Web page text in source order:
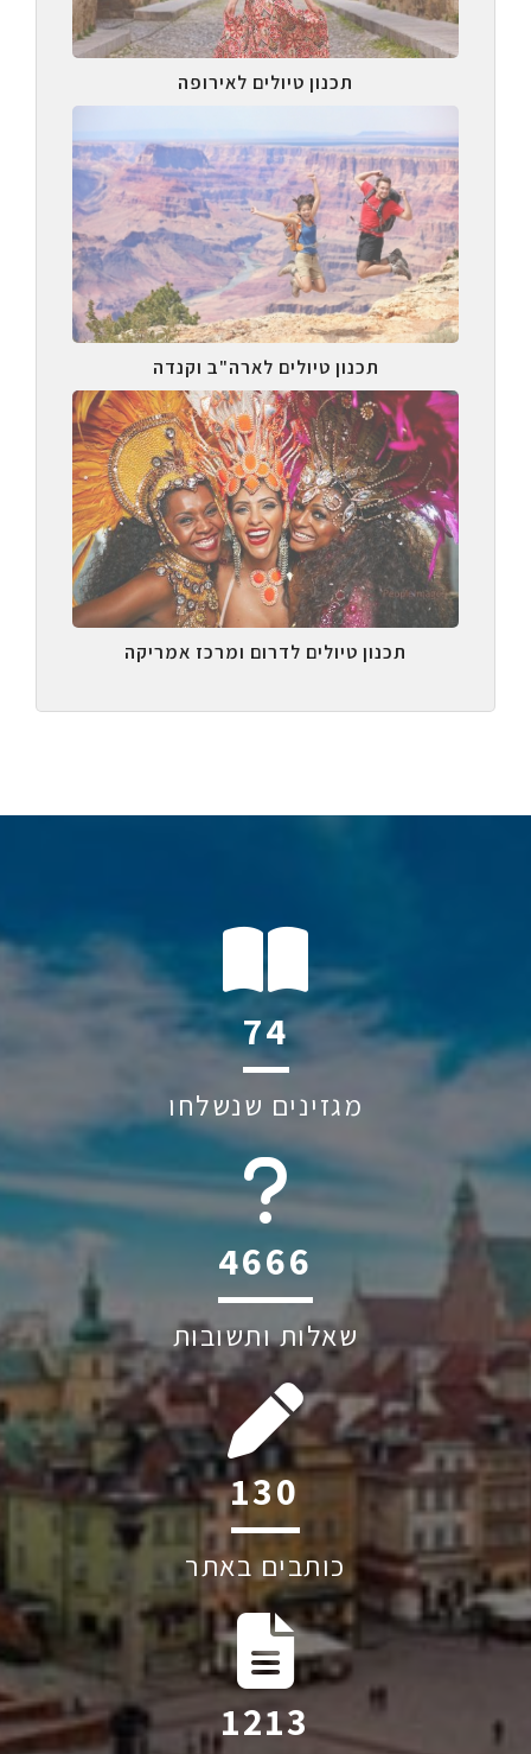
תכנון טיולים לאירופה
תכנון טיולים לארה"ב וקנדה
תכנון טיולים לדרום ומרכז אמריקה
110
מגזינים שנשלחו
6045
שאלות ותשובות
192
כותבים באתר
1787